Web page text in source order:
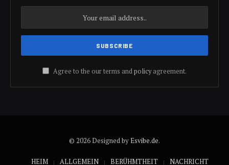
Agree to the our terms andpolicyagreement.
© 2026 Designed byEsvibe.de.
HEIM ALLGEMEIN BERÜHMTHEIT NACHRICHT